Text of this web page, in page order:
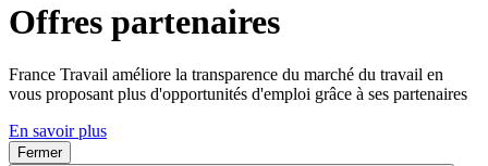
Offres partenaires
France Travail améliore la transparence du marché du travail en
vous proposant plus d'opportunités d'emploi grâce à ses partenaires
En savoir plus
Fermer